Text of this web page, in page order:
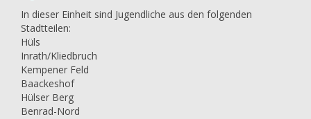
In dieser Einheit sind Jugendliche aus den folgenden
Stadtteilen:
Hüls
Inrath/Kliedbruch
Kempener Feld
Baackeshof
Hülser Berg
Benrad-Nord